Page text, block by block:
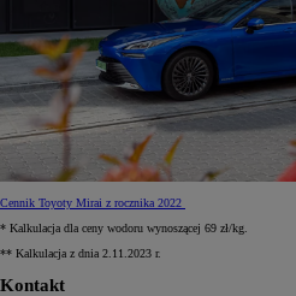
Cennik Toyoty Mirai z rocznika 2022
* Kalkulacja dla ceny wodoru wynoszącej 69 zł/kg.
** Kalkulacja z dnia 2.11.2023 r.
Kontakt